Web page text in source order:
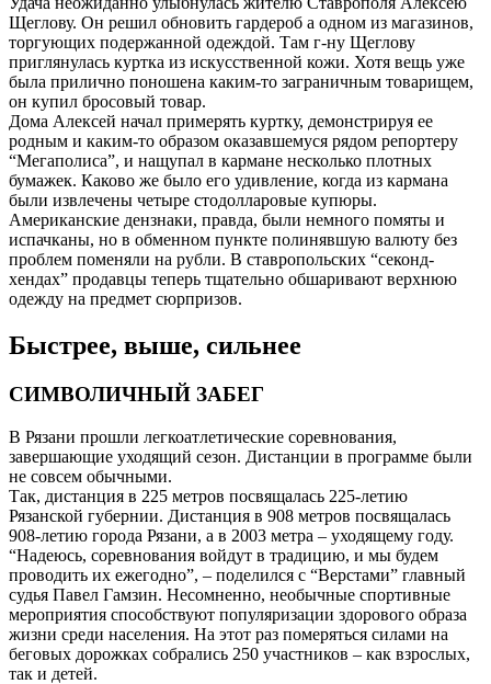
Щеглову. Он решил обновить гардероб а одном из магазинов,
торгующих подержанной одеждой. Там г-ну Щеглову
приглянулась куртка из искусственной кожи. Хотя вещь уже
была прилично поношена каким-то заграничным товарищем,
он купил бросовый товар.
Дома Алексей начал примерять куртку, демонстрируя ее
родным и каким-то образом оказавшемуся рядом репортеру
“Мегаполиса”, и нащупал в кармане несколько плотных
бумажек. Каково же было его удивление, когда из кармана
были извлечены четыре стодолларовые купюры.
Американские дензнаки, правда, были немного помяты и
испачканы, но в обменном пункте полинявшую валюту без
проблем поменяли на рубли. В ставропольских “секонд-
хендах” продавцы теперь тщательно обшаривают верхнюю
одежду на предмет сюрпризов.
Быстрее, выше, сильнее
СИМВОЛИЧНЫЙ ЗАБЕГ
В Рязани прошли легкоатлетические соревнования,
завершающие уходящий сезон. Дистанции в программе были
не совсем обычными.
Так, дистанция в 225 метров посвящалась 225-летию
Рязанской губернии. Дистанция в 908 метров посвящалась
908-летию города Рязани, а в 2003 метра – уходящему году.
“Надеюсь, соревнования войдут в традицию, и мы будем
проводить их ежегодно”, – поделился с “Верстами” главный
судья Павел Гамзин. Несомненно, необычные спортивные
мероприятия способствуют популяризации здорового образа
жизни среди населения. На этот раз померяться силами на
беговых дорожках собрались 250 участников – как взрослых,
так и детей.